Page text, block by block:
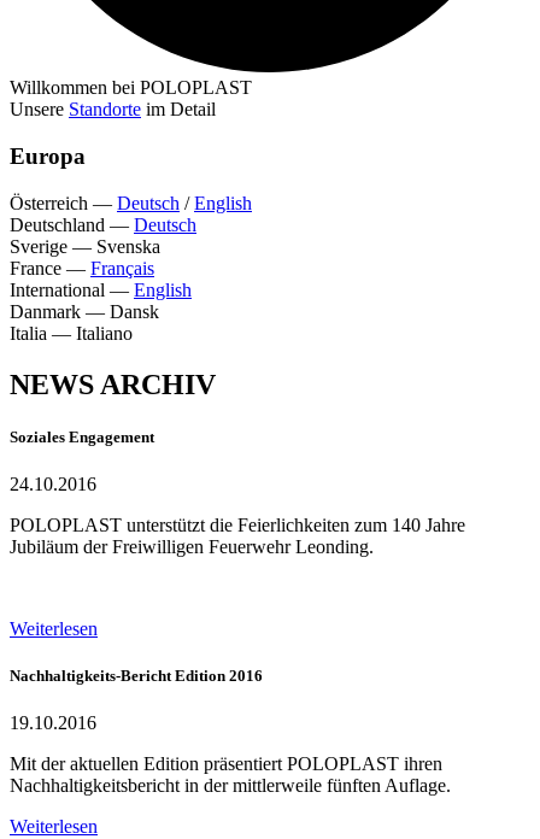
Willkommen bei POLOPLAST
Unsere Standorte im Detail
Europa
Österreich — Deutsch /English
Deutschland — Deutsch
Sverige — Svenska
France — Français
International — English
Danmark — Dansk
Italia — Italiano
NEWS ARCHIV
Soziales Engagement
24.10.2016
POLOPLAST unterstützt die Feierlichkeiten zum 140 Jahre
Jubiläum der Freiwilligen Feuerwehr Leonding.
Weiterlesen
Nachhaltigkeits-Bericht Edition 2016
19.10.2016
Mit der aktuellen Edition präsentiert POLOPLAST ihren
Nachhaltigkeitsbericht in der mittlerweile fünften Auflage.
Weiterlesen